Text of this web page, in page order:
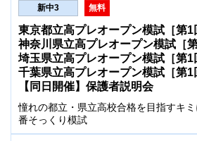
新中3 無料
東京都立高プレオープン模試［第1
神奈川県立高プレオープン模試［第
埼玉県立高プレオープン模試［第1
千葉県立高プレオープン模試［第1
【同日開催】保護者説明会
憧れの都立・県立高校合格を目指すキ
番そっくり模試